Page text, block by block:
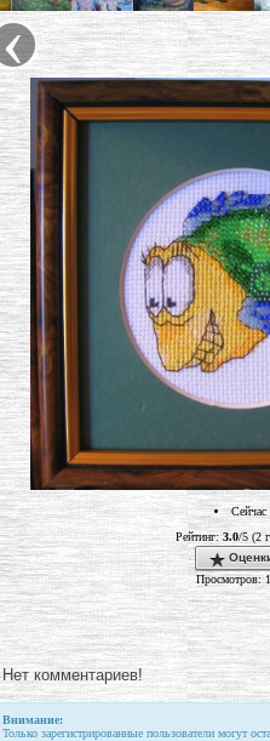
‹
Рейтинг:3.0/5 (2
Просмотров:
Нет комментариев!
Внимание:
Только зарегистрированные пользователи могут